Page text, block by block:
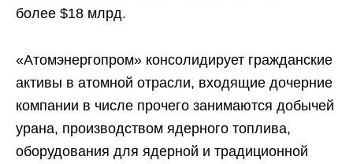
более $18 млрд.
«Атомэнергопром» консолидирует гражданские
активы в атомной отрасли, входящие дочерние
компании в числе прочего занимаются добычей
урана, производством ядерного топлива,
оборудования для ядерной и традиционной